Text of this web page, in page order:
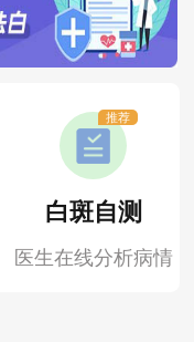
白斑自测
医生在线分析病情
推荐